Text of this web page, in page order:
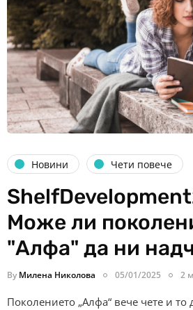
Новини Чети повече
Може ли
"Алфа" да ни
By Милена Николова 05/01/2025 2
Поколението „Алфа“ вече чете и то